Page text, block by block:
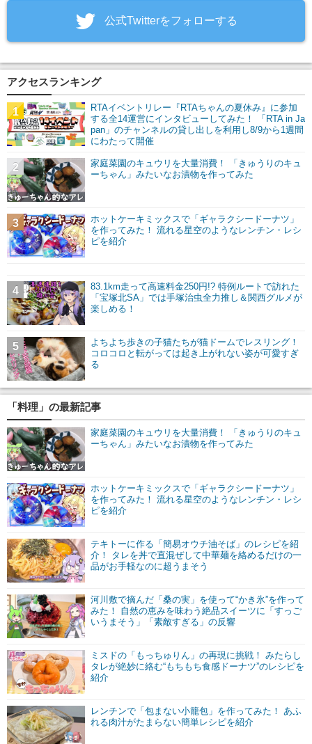
‎公式Twitterをフォローする
アクセスランキング
RTAイベントリレー『RTAちゃんの夏休み』に参加
する全14運営にインタビューしてみた！ 「RTA in Ja
pan」のチャンネルの貸し出しを利用し8/9から1週間
にわたって開催
1
家庭菜園のキュウリを大量消費！ 「きゅうりのキュ
ーちゃん」みたいなお漬物を作ってみた
2
ホットケーキミックスで「ギャラクシードーナツ」
を作ってみた！ 流れる星空のようなレンチン・レシ
ピを紹介
3
83.1km走って高速料金250円!? 特例ルートで訪れた
「宝塚北SA」では手塚治虫全力推し＆関西グルメが
楽しめる！
4
よちよち歩きの子猫たちが猫ドームでレスリング！
コロコロと転がっては起き上がれない姿が可愛すぎ
る
5
「料理」の最新記事
家庭菜園のキュウリを大量消費！ 「きゅうりのキュ
ーちゃん」みたいなお漬物を作ってみた
ホットケーキミックスで「ギャラクシードーナツ」
を作ってみた！ 流れる星空のようなレンチン・レシ
ピを紹介
テキトーに作る「簡易オウチ油そば」のレシピを紹
介！ タレを丼で直混ぜして中華麺を絡めるだけの一
品がお手軽なのに超うまそう
河川敷で摘んだ「桑の実」を使って“かき氷”を作って
みた！ 自然の恵みを味わう絶品スイーツに「すっご
いうまそう」「素敵すぎる」の反響
ミスドの「もっちゅりん」の再現に挑戦！ みたらし
タレが絶妙に絡む“もちもち食感ドーナツ”のレシピを
紹介
レンチンで「包まない小籠包」を作ってみた！ あふ
れる肉汁がたまらない簡単レシピを紹介